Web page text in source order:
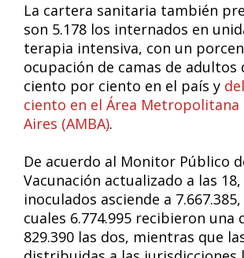
La cartera sanitaria también
son 5.178 los internados en
terapia intensiva, con un
ocupación de camas de adultos
ciento por ciento en el país y
ciento en el Área Metropolitana
Aires (AMBA).
De acuerdo al Monitor Público
Vacunación actualizado a las
inoculados asciende a
cuales 6.774.995 recibieron una
829.390 las dos, mientras que